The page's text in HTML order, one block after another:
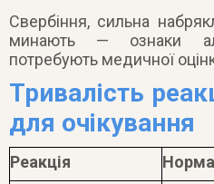
Свербіння, сильна
минають — ознаки
потребують медичної
Тривалість
для очікування
Реакція Норма